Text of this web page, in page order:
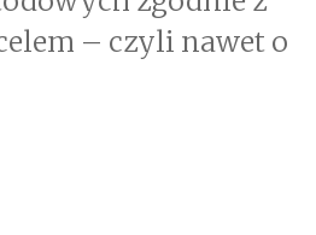
– czyli nawet o